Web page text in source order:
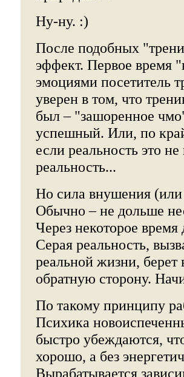
Ну-ну. :)
После подобных
эффект. Первое время
эмоциями посетитель
уверен в том, что
был – "зашоренное
успешный. Или, по
если реальность это
реальность...
Но сила внушения
Обычно – не дольше
Через некоторое время
Серая реальность,
реальной жизни,
обратную сторону.
По такому принципу
Психика
быстро убеждаются,
хорошо, а без
Вырабатывается